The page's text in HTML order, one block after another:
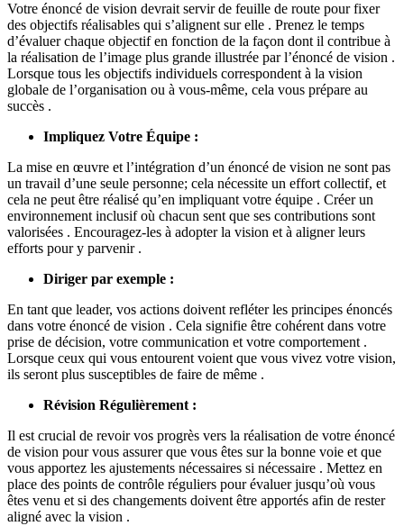
Votre énoncé de vision devrait servir de feuille de route pour fixer
des objectifs réalisables qui s’alignent sur elle . Prenez le temps
d’évaluer chaque objectif en fonction de la façon dont il contribue à
la réalisation de l’image plus grande illustrée par l’énoncé de vision .
Lorsque tous les objectifs individuels correspondent à la vision
globale de l’organisation ou à vous-même, cela vous prépare au
succès .
Impliquez Votre Équipe :
La mise en œuvre et l’intégration d’un énoncé de vision ne sont pas
un travail d’une seule personne; cela nécessite un effort collectif, et
cela ne peut être réalisé qu’en impliquant votre équipe . Créer un
environnement inclusif où chacun sent que ses contributions sont
valorisées . Encouragez-les à adopter la vision et à aligner leurs
efforts pour y parvenir .
Diriger par exemple :
En tant que leader, vos actions doivent refléter les principes énoncés
dans votre énoncé de vision . Cela signifie être cohérent dans votre
prise de décision, votre communication et votre comportement .
Lorsque ceux qui vous entourent voient que vous vivez votre vision,
ils seront plus susceptibles de faire de même .
Révision Régulièrement :
Il est crucial de revoir vos progrès vers la réalisation de votre énoncé
de vision pour vous assurer que vous êtes sur la bonne voie et que
vous apportez les ajustements nécessaires si nécessaire . Mettez en
place des points de contrôle réguliers pour évaluer jusqu’où vous
êtes venu et si des changements doivent être apportés afin de rester
aligné avec la vision .